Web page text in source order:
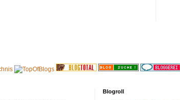
Blogroll